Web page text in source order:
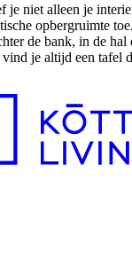
je niet alleen je
opbergruimte
de bank, in de hal
je altijd een tafel